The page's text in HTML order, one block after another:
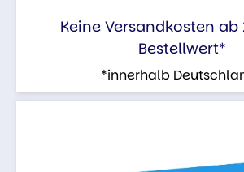
Keine Versandkosten ab
Bestellwert*
*innerhalb